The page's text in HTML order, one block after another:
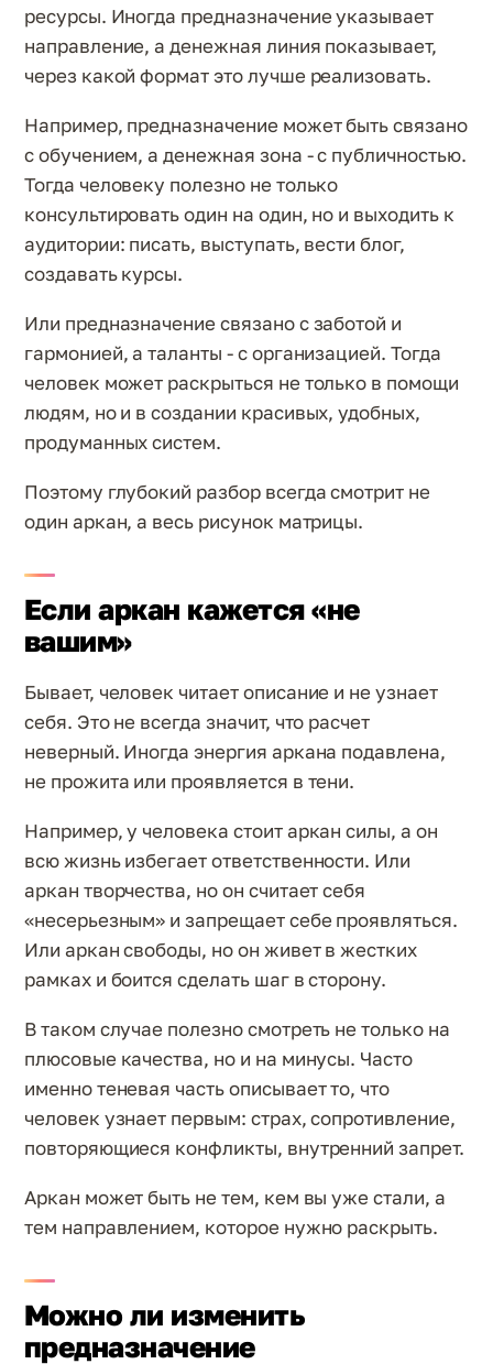
ресурсы. Иногда предназначение указывает
направление, а денежная линия показывает,
через какой формат это лучше реализовать.
Например, предназначение может быть связано
с обучением, а денежная зона - с публичностью.
Тогда человеку полезно не только
консультировать один на один, но и выходить к
аудитории: писать, выступать, вести блог,
создавать курсы.
Или предназначение связано с заботой и
гармонией, а таланты - с организацией. Тогда
человек может раскрыться не только в помощи
людям, но и в создании красивых, удобных,
продуманных систем.
Поэтому глубокий разбор всегда смотрит не
один аркан, а весь рисунок матрицы.
Если аркан кажется «не
вашим»
Бывает, человек читает описание и не узнает
себя. Это не всегда значит, что расчет
неверный. Иногда энергия аркана подавлена,
не прожита или проявляется в тени.
Например, у человека стоит аркан силы, а он
всю жизнь избегает ответственности. Или
аркан творчества, но он считает себя
«несерьезным» и запрещает себе проявляться.
Или аркан свободы, но он живет в жестких
рамках и боится сделать шаг в сторону.
В таком случае полезно смотреть не только на
плюсовые качества, но и на минусы. Часто
именно теневая часть описывает то, что
человек узнает первым: страх, сопротивление,
повторяющиеся конфликты, внутренний запрет.
Аркан может быть не тем, кем вы уже стали, а
тем направлением, которое нужно раскрыть.
Можно ли изменить
предназначение